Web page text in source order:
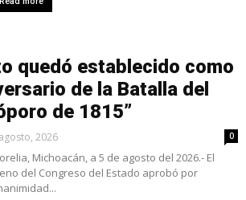
quedó establecido como
de la Batalla del
de 1815”
2026 0
Michoacán, a 5 de agosto del 2026.- El
del Congreso del Estado aprobó por